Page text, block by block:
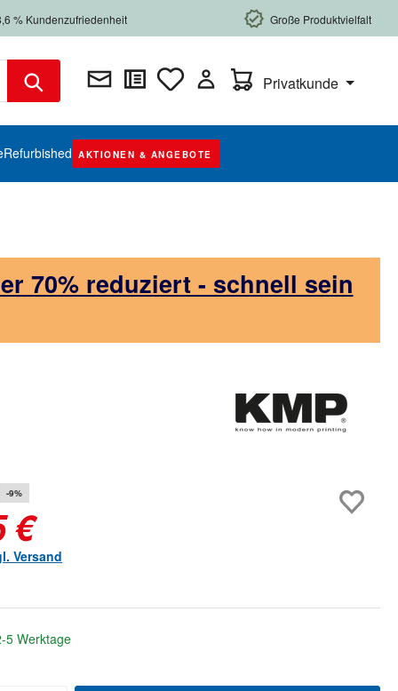
% Kundenzufriedenheit Große Produktvielfalt
Warenkorb enthält 0
Privatkunde
Refurbished AKTIONEN & ANGEBOTE
70% reduziert - schnell sein
-9%
€
Versand
5 Werktage